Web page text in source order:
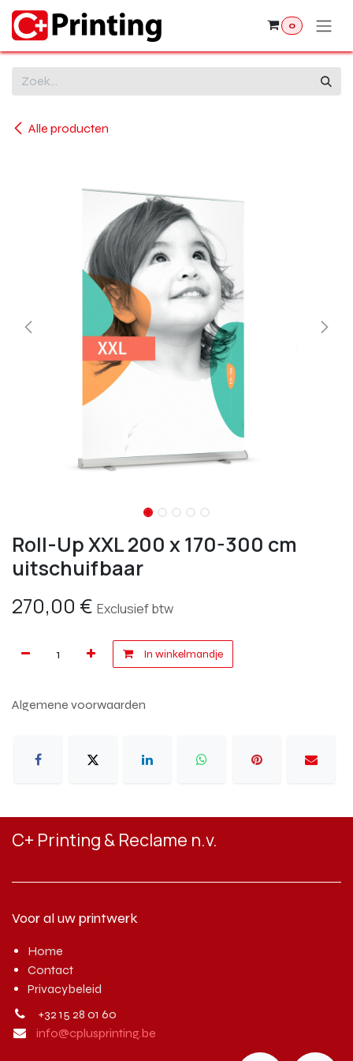
Overslaan naar inhoud
0
Alle producten
Roll-Up XXL 200 x 170-300 cm
uitschuifbaar
270,00 € Exclusief btw
In winkelmandje
Algemene voorwaarden
C+ Printing & Reclame n.v.
Voor al uw printwerk
Home
Contact
Privacybeleid
+32 15 28 01 60
info@cplusprinting.be